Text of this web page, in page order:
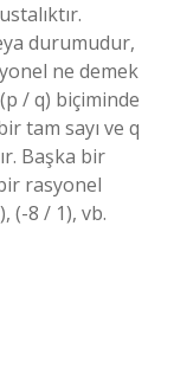
durumudur,
ne demek
/ q) biçiminde
tam sayı ve q
Başka bir
rasyonel
(-8 / 1), vb.